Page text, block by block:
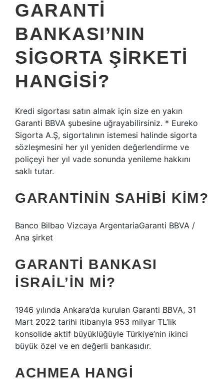
GARANTI
BANKASI’NIN
SIGORTA ŞIRKETI
HANGISI?
Kredi sigortası satın almak için size en yakın
Garanti BBVA şubesine uğrayabilirsiniz. * Eureko
Sigorta A.Ş, sigortalının istemesi halinde sigorta
sözleşmesini her yıl yeniden değerlendirme ve
poliçeyi her yıl vade sonunda yenileme hakkını
saklı tutar.
GARANTININ SAHIBI KIM?
Banco Bilbao Vizcaya ArgentariaGaranti BBVA /
Ana şirket
GARANTI BANKASI
İSRAIL’IN MI?
1946 yılında Ankara’da kurulan Garanti BBVA, 31
Mart 2022 tarihi itibarıyla 953 milyar TL’lik
konsolide aktif büyüklüğüyle Türkiye’nin ikinci
büyük özel ve en değerli bankasıdır.
ACHMEA HANGI